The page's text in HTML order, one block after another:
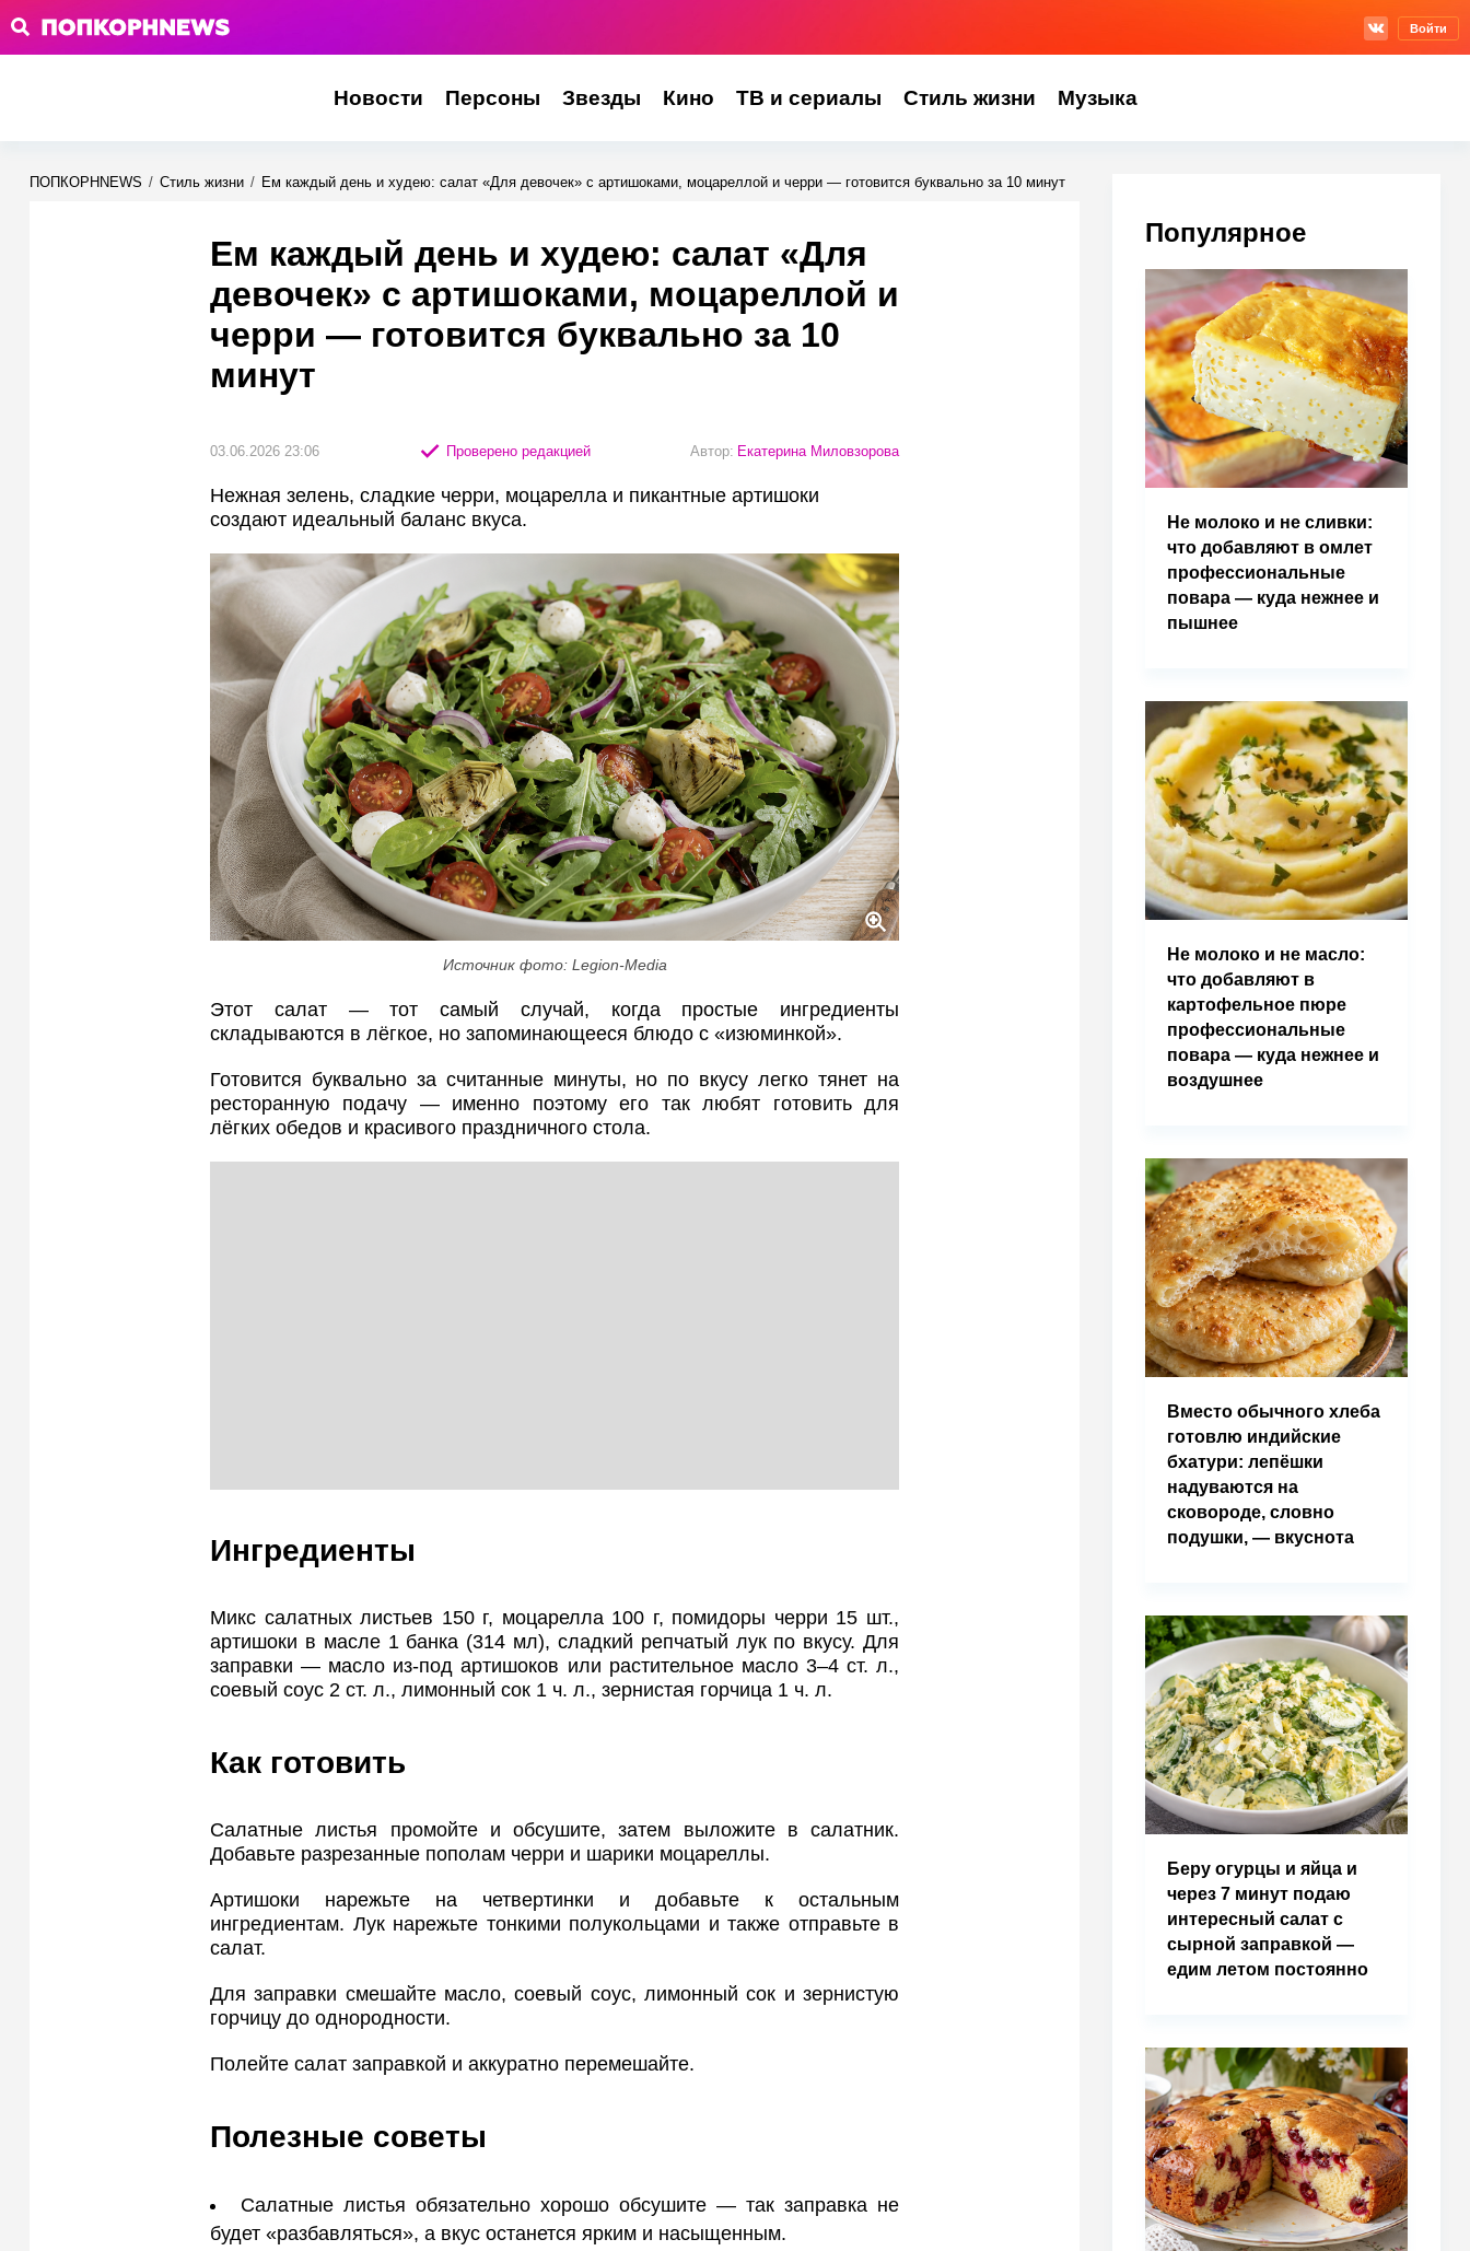
Войти
Новости Персоны Звезды Кино ТВ и сериалы Стиль жизни Музыка
ПОПКОРНNEWS / Стиль жизни / Ем каждый день и худею: салат «Для девочек» с артишоками, моцареллой и черри — готовится буквально за 10 минут
Ем каждый день и худею: салат «Для
девочек» с артишоками, моцареллой и
черри — готовится буквально за 10
минут
03.06.2026 23:06 Проверено редакцией Автор: Екатерина Миловзорова
Нежная зелень, сладкие черри, моцарелла и пикантные артишоки
создают идеальный баланс вкуса.
Источник фото: Legion-Media
Этот салат — тот самый случай, когда простые ингредиенты
складываются в лёгкое, но запоминающееся блюдо с «изюминкой».
Готовится буквально за считанные минуты, но по вкусу легко тянет на
ресторанную подачу — именно поэтому его так любят готовить для
лёгких обедов и красивого праздничного стола.
Ингредиенты
Микс салатных листьев 150 г, моцарелла 100 г, помидоры черри 15 шт.,
артишоки в масле 1 банка (314 мл), сладкий репчатый лук по вкусу. Для
заправки — масло из-под артишоков или растительное масло 3–4 ст. л.,
соевый соус 2 ст. л., лимонный сок 1 ч. л., зернистая горчица 1 ч. л.
Как готовить
Салатные листья промойте и обсушите, затем выложите в салатник.
Добавьте разрезанные пополам черри и шарики моцареллы.
Артишоки нарежьте на четвертинки и добавьте к остальным
ингредиентам. Лук нарежьте тонкими полукольцами и также отправьте в
салат.
Для заправки смешайте масло, соевый соус, лимонный сок и зернистую
горчицу до однородности.
Полейте салат заправкой и аккуратно перемешайте.
Полезные советы
Салатные листья обязательно хорошо обсушите — так заправка не
будет «разбавляться», а вкус останется ярким и насыщенным.
Популярное
Не молоко и не сливки:
что добавляют в омлет
профессиональные
повара — куда нежнее и
пышнее
Не молоко и не масло:
что добавляют в
картофельное пюре
профессиональные
повара — куда нежнее и
воздушнее
Вместо обычного хлеба
готовлю индийские
бхатури: лепёшки
надуваются на
сковороде, словно
подушки, — вкуснота
Беру огурцы и яйца и
через 7 минут подаю
интересный салат с
сырной заправкой —
едим летом постоянно